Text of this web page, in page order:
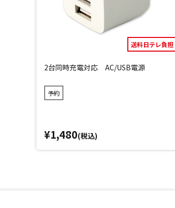
送料日テレ負担
2台同時充電対応 AC/USB電源
予約
¥1,480(税込)